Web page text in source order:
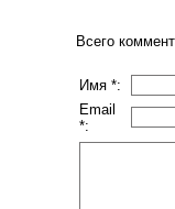
Всего
Имя *:
Email
*: